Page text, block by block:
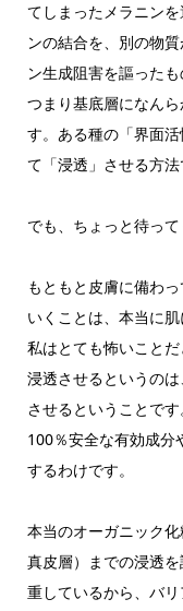
てしまったメラニン
ンの結合を、別の物
ン生成阻害を謳ったも
つまり基底層になん
す。ある種の「界面
て「浸透」させる方法
でも、ちょっと待って
もともと皮膚に備わ
いくことは、本当に
私はとても怖いことだ
浸透させるというの
させるということです
100％安全な有効成分
するわけです。
本当のオーガニック
真皮層）までの浸透
重しているから、バ